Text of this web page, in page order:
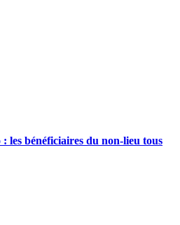
les bénéficiaires du non-lieu tous